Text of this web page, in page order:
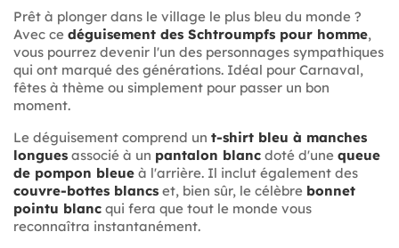
Prêt à plonger dans le village le plus bleu du monde ?
Avec ce déguisement des Schtroumpfs pour homme,
vous pourrez devenir l'un des personnages sympathiques
qui ont marqué des générations. Idéal pour Carnaval,
fêtes à thème ou simplement pour passer un bon
moment.
Le déguisement comprend un t-shirt bleu à manches
longues associé à un pantalon blanc doté d'une queue
de pompon bleue à l'arrière. Il inclut également des
couvre-bottes blancs et, bien sûr, le célèbre bonnet
pointu blanc qui fera que tout le monde vous
reconnaîtra instantanément.